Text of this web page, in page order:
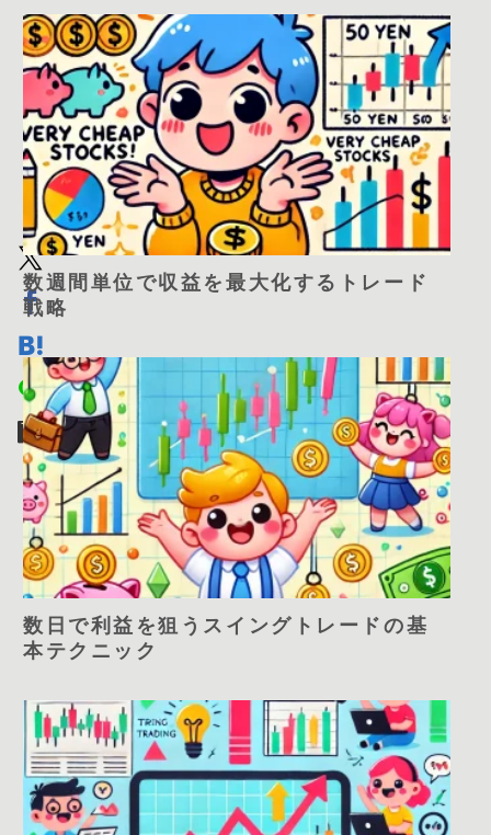
数週間単位で収益を最大化するトレード
戦略
数日で利益を狙うスイングトレードの基
本テクニック